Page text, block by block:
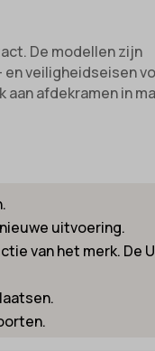
De modellen zijn
veiligheidseisen
aan afdekramen in
uitvoering.
van het merk. De